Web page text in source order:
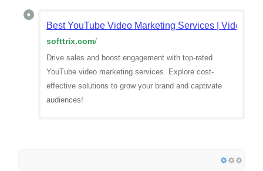
Best YouTube Video Marketing Services | Video
softtrix.com/
Drive sales and boost engagement with top-rated
YouTube video marketing services. Explore cost-
effective solutions to grow your brand and captivate
audiences!